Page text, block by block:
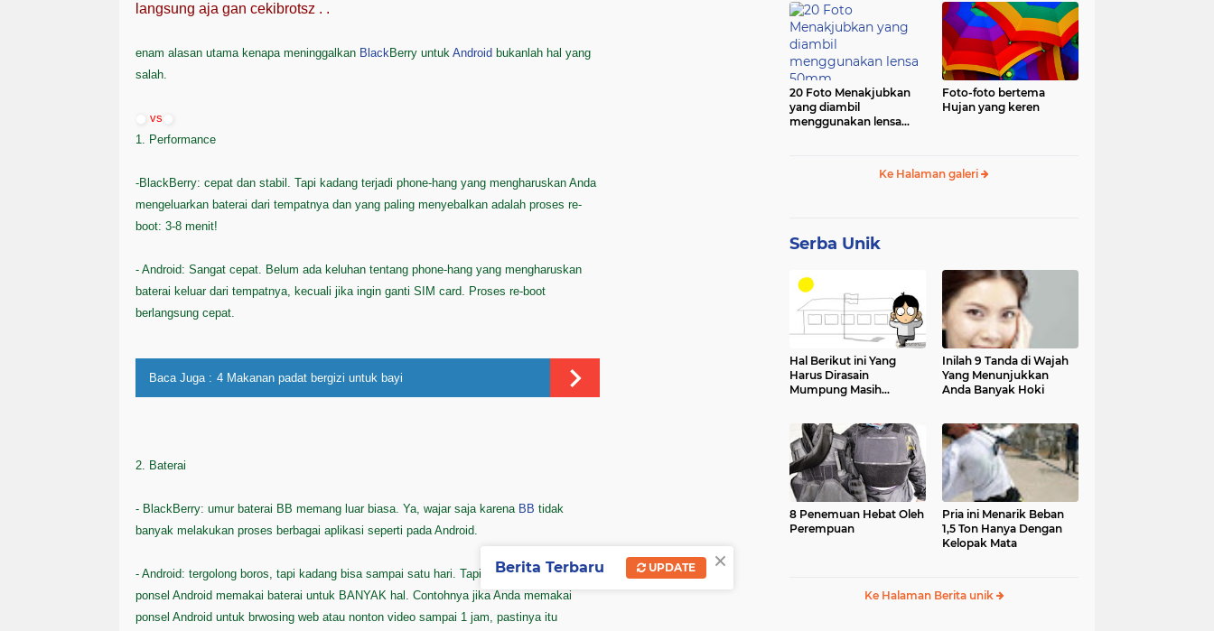
langsung aja gan cekibrotsz . .
enam alasan utama kenapa meninggalkan BlackBerry untuk Android bukanlah hal yang
salah.
vs
1. Performance
-BlackBerry: cepat dan stabil. Tapi kadang terjadi phone-hang yang mengharuskan Anda
mengeluarkan baterai dari tempatnya dan yang paling menyebalkan adalah proses re-
boot: 3-8 menit!
- Android: Sangat cepat. Belum ada keluhan tentang phone-hang yang mengharuskan
baterai keluar dari tempatnya, kecuali jika ingin ganti SIM card. Proses re-boot
berlangsung cepat.
Baca Juga : 4 Makanan padat bergizi untuk bayi
2. Baterai
- BlackBerry: umur baterai BB memang luar biasa. Ya, wajar saja karena BB tidak
banyak melakukan proses berbagai aplikasi seperti pada Android.
- Android: tergolong boros, tapi kadang bisa sampai satu hari. Tapi harus diingat bahwa
ponsel Android memakai baterai untuk BANYAK hal. Contohnya jika Anda memakai
ponsel Android untuk brwosing web atau nonton video sampai 1 jam, pastinya itu
20 Foto Menakjubkan
yang diambil
menggunakan lensa
Foto-foto bertema
Hujan yang keren
Ke Halaman galeri
Serba Unik
Hal Berikut ini Yang
Harus Dirasain
Mumpung Masih
Inilah 9 Tanda di Wajah
Yang Menunjukkan
Anda Banyak Hoki
8 Penemuan Hebat Oleh
Perempuan
Pria ini Menarik Beban
1,5 Ton Hanya Dengan
Kelopak Mata
Ke Halaman Berita unik
×
Berita Terbaru UPDATE